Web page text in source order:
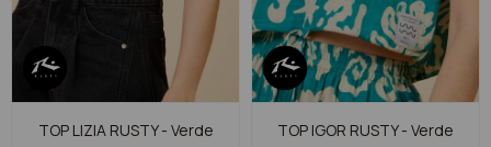
TOP LIZIA RUSTY - Verde TOP IGOR RUSTY - Verde